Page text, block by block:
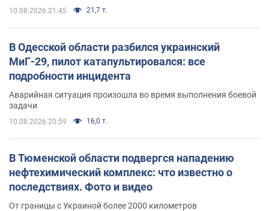
10.08.2026 21:45 21,7 т.
В Одесской области разбился украинский
МиГ-29, пилот катапультировался: все
подробности инцидента
Аварийная ситуация произошла во время выполнения боевой
задачи
10.08.2026 20:59 16,0 т.
В Тюменской области подвергся нападению
нефтехимический комплекс: что известно о
последствиях. Фото и видео
От границы с Украиной более 2000 километров